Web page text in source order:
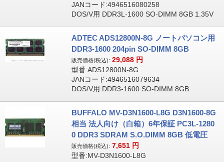
JANコード:4946516080258
DOS/V用 DDR3L-1600 SO-DIMM 8GB 1.35V
ADTEC ADS12800N-8G ノートパソコン用
DDR3-1600 204pin SO-DIMM 8GB
販売価格(税込): 29,088 円
型番:ADS12800N-8G
JANコード:4946516079634
DOS/V用 DDR3-1600 SO-DIMM 8GB
BUFFALO MV-D3N1600-L8G D3N1600-8G
相当 法人向け（白箱）6年保証 PC3L-1280
0 DDR3 SDRAM S.O.DIMM 8GB 低電圧
販売価格(税込): 7,651 円
型番:MV-D3N1600-L8G